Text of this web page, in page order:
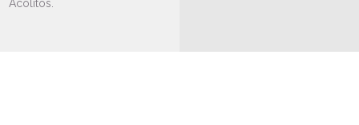
Acólitos.